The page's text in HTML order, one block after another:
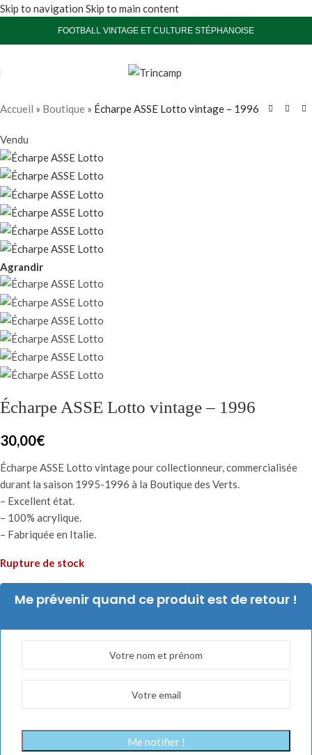
Skip to navigation Skip to main content
FOOTBALL VINTAGE ET CULTURE STÉPHANOISE
Accueil » Boutique » Écharpe ASSE Lotto vintage – 1996
Vendu
Agrandir
Écharpe ASSE Lotto vintage – 1996
30,00€
Écharpe ASSE Lotto vintage pour collectionneur, commercialisée
durant la saison 1995-1996 à la Boutique des Verts.
– Excellent état.
– 100% acrylique.
– Fabriquée en Italie.
Rupture de stock
Me prévenir quand ce produit est de retour !
Me notifier !